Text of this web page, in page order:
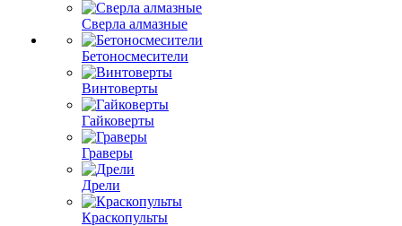
Сверла алмазные
Бетоносмесители
Винтоверты
Гайковерты
Граверы
Дрели
Краскопульты